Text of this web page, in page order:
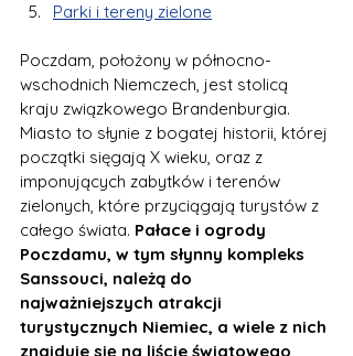
Parki i tereny zielone
Poczdam, położony w północno-
wschodnich Niemczech, jest stolicą
kraju związkowego Brandenburgia.
Miasto to słynie z bogatej historii, której
początki sięgają X wieku, oraz z
imponujących zabytków i terenów
zielonych, które przyciągają turystów z
całego świata. Pałace i ogrody
Poczdamu, w tym słynny kompleks
Sanssouci, należą do
najważniejszych atrakcji
turystycznych Niemiec, a wiele z nich
znajduje się na liście światowego